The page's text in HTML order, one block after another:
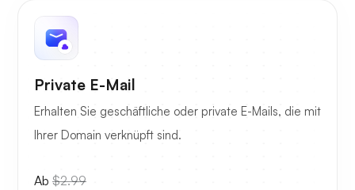
Private E-Mail
Erhalten Sie geschäftliche oder private E-Mails, die mit
Ihrer Domain verknüpft sind.
Ab $2.99